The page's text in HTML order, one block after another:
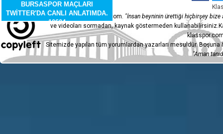
BURSASPOR MAÇLARI
TWİTTER'DA CANLI ANLATIMDA.
10604
Copyleft 2015 - klasspor.com. "İnsan beyninin ürettiği hiçbirşey bize
ve videoları sormadan, kaynak göstermeden
Sitemizde yapılan tüm yorumlardan yazarları mesuldür.
"Aman